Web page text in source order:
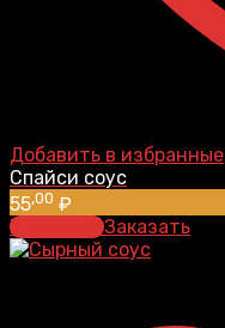
Добавить в избранные
Спайси соус
55,00 ₽
В корзинуЗаказать